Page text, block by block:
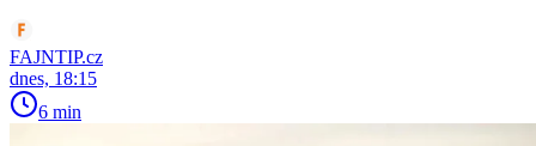
FAJNTIP.cz
dnes, 18:15
6 min